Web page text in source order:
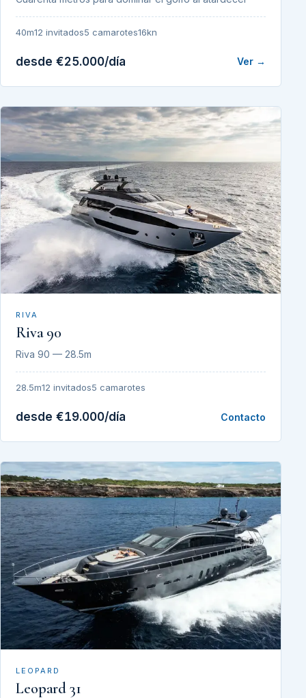
40m12 invitados5 camarotes16kn
desde €25.000/día Ver →
RIVA
Riva 90
Riva 90 — 28.5m
28.5m12 invitados5 camarotes
desde €19.000/día Contacto
LEOPARD
Leopard 31